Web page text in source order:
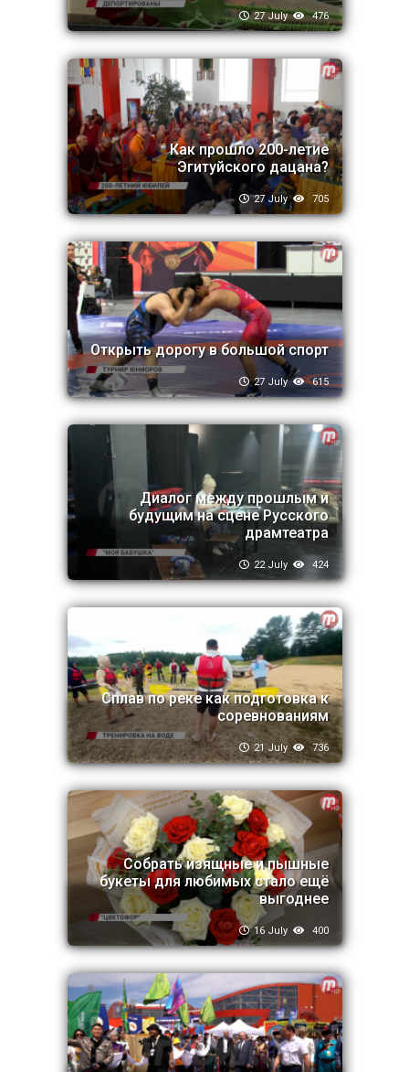
27 July 476
Как прошло 200-летие
Эгитуйского дацана?
27 July 705
Открыть дорогу в большой спорт
27 July 615
Диалог между прошлым и
будущим на сцене Русского
драмтеатра
22 July 424
Сплав по реке как подготовка к
соревнованиям
21 July 736
Собрать изящные и пышные
букеты для любимых стало ещё
выгоднее
16 July 400